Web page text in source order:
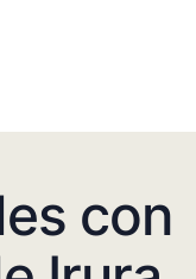
con